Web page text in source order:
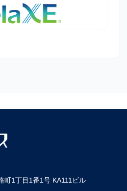
町1丁目1番1号 KA111ビル